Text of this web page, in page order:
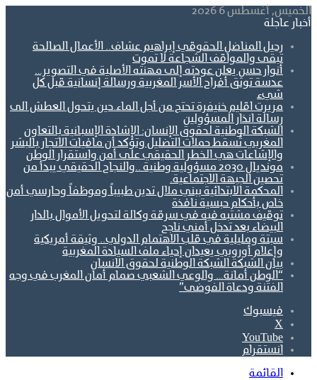
الخميس, أغسطس 6 2026
أخبار عاجلة
رحيل المناضل الحقوقي إبراهيم عشاف.. الأعمال الصالحة
تبقى والمواقف الشجاعة لا تموت
أنوار حسن يعلن عودته إلى مهنته الأصلية في التصوير…
عدسة توثق أفراح الأسر المغربية ورسالة إنسانية قبل كل
شيء
مريرت اقليم خنيفرة تحتج من أجل الماء.حين يتحول العطش الى
رسالة انذار المسؤولين
الشبكة الوطنية لحقوق الإنسان: الإشادة الإسبانية بالتعاون
المغربي تُسقط حملات التضليل وتؤكد أن مافيات الاتجار بالبشر
والإشاعات هي الخطر الحقيقي على أمن واستقرار الوطن
مونديال 2030 مسؤولية وطنية ..والنجاح الحقيقي يبدأ من
تحصين الجبهة الاجتماعية.
المحكمة الابتدائية ببني ملال تدين طبيباً وموظفاً وحارسي أمن
خاص بأحكام حبسية نافذة
توقيف مشتبه فيه في سرقة وكالة لتحويل الأموال بالدار
البيضاء بعد تدخل أمني ناجح
سبتة ومليلية في قلب الاهتمام الدولي.. وثيقة أمريكية
وإعلام أوروبي يعيدان إحياء ملف السيادة المغربية
بيان الشبكة الشبكة الوطنية لحقوق الانسان
“الوطن أمانة… والوعي الشعبي صمام أمان المغرب في وجه
الفتنة ودعاة الفوضى”
فيسبوك
‫X
‫YouTube
انستقرام
القائمة